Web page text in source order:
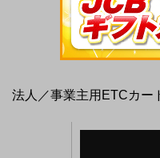
法人／事業主用ETCカー